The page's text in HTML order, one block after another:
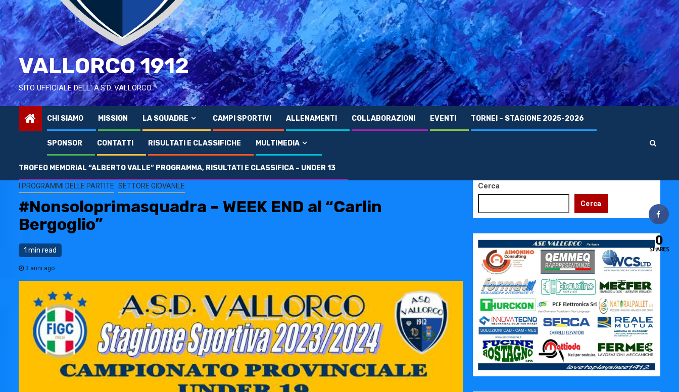
VALLORCO 1912
SITO UFFICIALE DELL' A.S.D. VALLORCO
CHI SIAMO MISSION LA SQUADRE CAMPI SPORTIVI ALLENAMENTI COLLABORAZIONI EVENTI TORNEI – STAGIONE 2025-2026
SPONSOR CONTATTI RISULTATI E CLASSIFICHE MULTIMEDIA
TROFEO MEMORIAL “ALBERTO VALLE” PROGRAMMA, RISULTATI E CLASSIFICA – UNDER 13
Home 2023 Novembre 3 #Nonsoloprimasquadra – WEEK END al “Carlin Bergoglio”
I PROGRAMMI DELLE PARTITE SETTORE GIOVANILE
#Nonsoloprimasquadra – WEEK END al “Carlin
Bergoglio”
1 min read
3 anni ago
Cerca
Cerca
0
SHARES